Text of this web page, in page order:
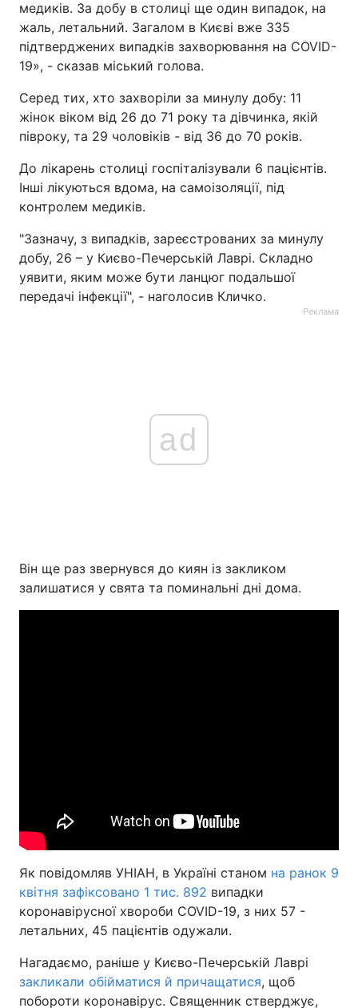
медиків. За добу в столиці ще один випадок, на
жаль, летальний. Загалом в Києві вже 335
підтверджених випадків захворювання на COVID-
19», - сказав міський голова.
Серед тих, хто захворіли за минулу добу: 11
жінок віком від 26 до 71 року та дівчинка, якій
півроку, та 29 чоловіків - від 36 до 70 років.
До лікарень столиці госпіталізували 6 пацієнтів.
Інші лікуються вдома, на самоізоляції, під
контролем медиків.
"Зазначу, з випадків, зареєстрованих за минулу
добу, 26 – у Києво-Печерській Лаврі. Складно
уявити, яким може бути ланцюг подальшої
передачі інфекції", - наголосив Кличко.
Реклама
ad
Він ще раз звернувся до киян із закликом
залишатися у свята та поминальні дні дома.
Як повідомляв УНІАН, в Україні станом на ранок 9
квітня зафіксовано 1 тис. 892 випадки
коронавірусної хвороби COVID-19, з них 57 -
летальних, 45 пацієнтів одужали.
Нагадаємо, раніше у Києво-Печерській Лаврі
закликали обійматися й причащатися, щоб
побороти коронавірус. Священник стверджує,